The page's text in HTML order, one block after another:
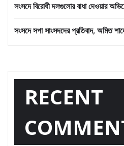
সংসদে বিরোধী দলগুলোর বাধা দেওয়ার
সংসদে সপা সাংসদদের প্রতিবাদ, অমিত
RECENT